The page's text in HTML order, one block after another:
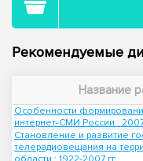
Рекомендуемые
Название
Особенности
интернет-СМИ России :
Становление и развитие
телерадиовещания на